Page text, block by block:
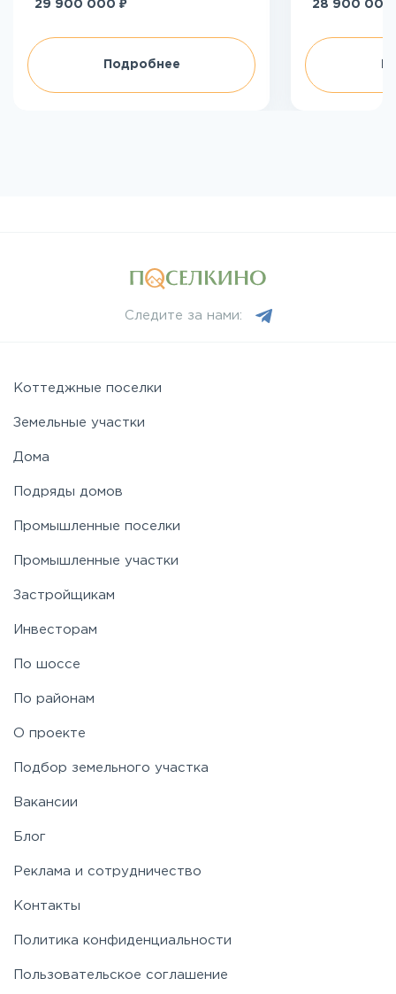
29 900 000
Подробнее
28 900 000
Следите за нами:
Коттеджные поселки
Земельные участки
Дома
Подряды домов
Промышленные поселки
Промышленные участки
Застройщикам
Инвесторам
По шоссе
По районам
О проекте
Подбор земельного участка
Вакансии
Блог
Реклама и сотрудничество
Контакты
Политика конфиденциальности
Пользовательское соглашение